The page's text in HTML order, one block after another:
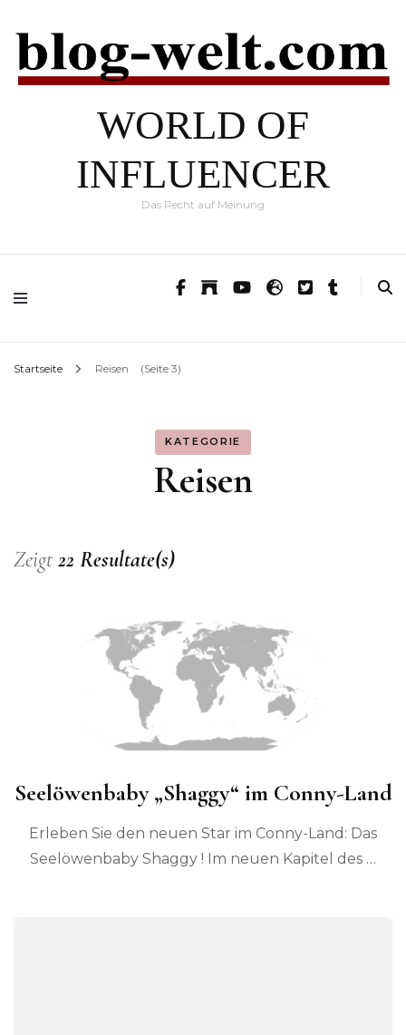
WORLD OF
INFLUENCER
Das Recht auf Meinung
Startseite Reisen (Seite 3)
KATEGORIE
Reisen
Zeigt 22 Resultate(s)
Seelöwenbaby „Shaggy“ im Conny-Land
Erleben Sie den neuen Star im Conny-Land: Das
Seelöwenbaby Shaggy ! Im neuen Kapitel des …